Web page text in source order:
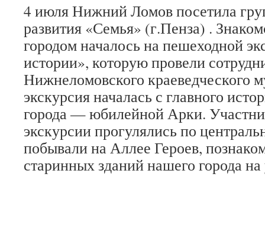
4 июля Нижний Ломов посетила
развития «Семья» (г.Пенза) .
городом началось на пешеходной
истории», которую провели
Нижнеломовского краеведческого
экскурсия началась с главного
города — юбилейной Арки.
экскурсии прогулялись по
побывали на Аллее Героев,
старинных зданий нашего города